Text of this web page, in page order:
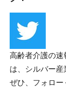
高齢者介護の速
は、シルバー産
ぜひ、フォロー